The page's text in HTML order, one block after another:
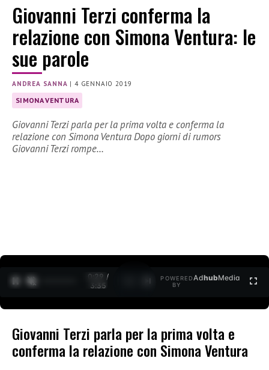
Giovanni Terzi conferma la
relazione con Simona Ventura: le
sue parole
ANDREA SANNA |4 GENNAIO 2019
SIMONA VENTURA
Giovanni Terzi parla per la prima volta e conferma la
relazione con Simona Ventura Dopo giorni di rumors
Giovanni Terzi rompe…
0:31 /
3:35
POWERED
BY
AdhubMedia
Giovanni Terzi parla per la prima volta e
conferma la relazione con Simona Ventura